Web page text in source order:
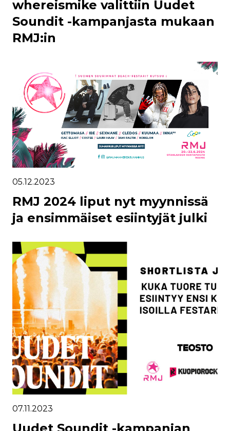
whereismike valittiin Uudet
Soundit -kampanjasta mukaan
RMJ:in
05.12.2023
RMJ 2024 liput nyt myynnissä
ja ensimmäiset esiintyjät julki
07.11.2023